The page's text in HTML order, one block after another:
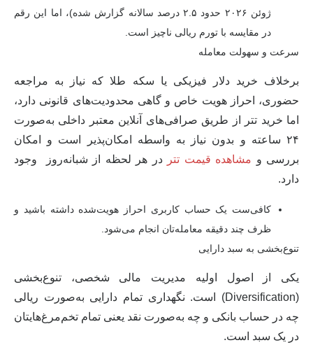
ژوئن ۲۰۲۶ حدود ۲.۵ درصد سالانه گزارش شده)، اما این رقم
در مقایسه با تورم ریالی ناچیز است.
سرعت و سهولت معامله
برخلاف خرید دلار فیزیکی یا سکه طلا که نیاز به مراجعه
حضوری، احراز هویت خاص و گاهی محدودیت‌های قانونی دارد،
اما خرید تتر از طریق صرافی‌های آنلاین معتبر داخلی به‌صورت
۲۴ ساعته و بدون نیاز به واسطه امکان‌پذیر
است و امکان
بررسی و مشاهده قیمت تتر
در هر لحظه از شبانه‌روز وجود
دارد.
کافی‌ست یک حساب کاربری احراز هویت‌شده داشته باشید و
ظرف چند دقیقه معامله‌تان انجام می‌شود.
تنوع‌بخشی به سبد دارایی
یکی از اصول اولیه مدیریت مالی شخصی، تنوع‌بخشی
(Diversification)
است. نگهداری تمام دارایی به‌صورت ریالی
چه در حساب بانکی و چه به‌صورت نقد یعنی تمام تخم‌مرغ‌هایتان
در یک سبد است.